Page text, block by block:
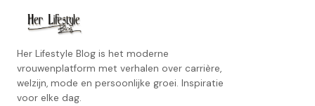
Her Lifestyle Blog is het moderne
vrouwenplatform met verhalen over carrière,
welzijn, mode en persoonlijke groei. Inspiratie
voor elke dag.